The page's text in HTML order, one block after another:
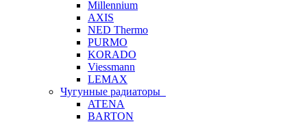
Millennium
AXIS
NED Thermo
PURMO
KORADO
Viessmann
LEMAX
Чугунные радиаторы
ATENA
BARTON